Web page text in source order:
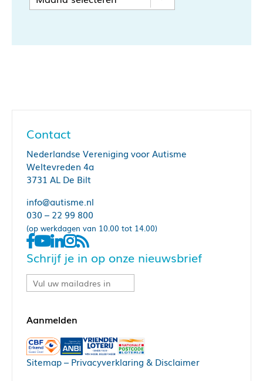
Contact
Nederlandse Vereniging voor Autisme
Weltevreden 4a
3731 AL De Bilt
info@autisme.nl
030 – 22 99 800
(op werkdagen van 10.00 tot 14.00)
Schrijf je in op onze nieuwsbrief
Sitemap– Privacyverklaring & Disclaimer